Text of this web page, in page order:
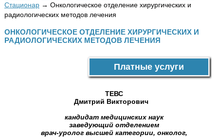
Стационар → Онкологическое отделение хирургических и
радиологических методов лечения
ОНКОЛОГИЧЕСКОЕ ОТДЕЛЕНИЕ ХИРУРГИЧЕСКИХ И
РАДИОЛОГИЧЕСКИХ МЕТОДОВ ЛЕЧЕНИЯ
Платные услуги
ТЕВС
Дмитрий Викторович
кандидат медицинских наук
заведующий отделением
врач-уролог высшей категории, онколог,